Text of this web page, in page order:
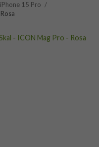
iPhone 15 Pro /